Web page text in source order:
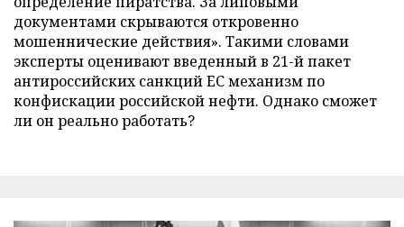
документами скрываются откровенно
мошеннические действия». Такими словами
эксперты оценивают введенный в 21-й пакет
антироссийских санкций ЕС механизм по
конфискации российской нефти. Однако сможет
ли он реально работать?